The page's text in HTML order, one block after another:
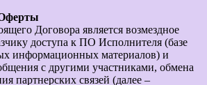
Договора является возмездное
доступа к ПО Исполнителя (базе
информационных материалов) и
с другими участниками, обмена
партнерских связей (далее –